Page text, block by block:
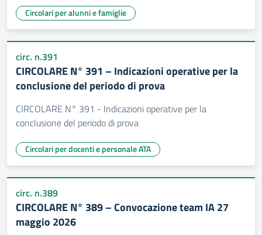
Circolari per alunni e famiglie
circ. n.391
CIRCOLARE N° 391 – Indicazioni operative per la
conclusione del periodo di prova
CIRCOLARE N° 391 - Indicazioni operative per la
conclusione del periodo di prova
Circolari per docenti e personale ATA
circ. n.389
CIRCOLARE N° 389 – Convocazione team IA 27
maggio 2026